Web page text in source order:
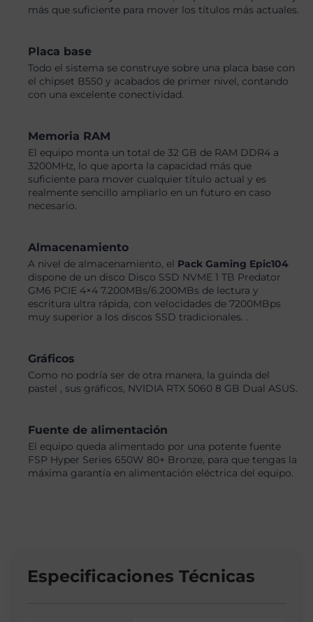
más que suficiente para mover los títulos más actuales.
Placa base
Todo el sistema se construye sobre una placa base con
el chipset B550 y acabados de primer nivel, contando
con una excelente conectividad.
Memoria RAM
El equipo monta un total de 32 GB de RAM DDR4 a
3200MHz, lo que aporta la capacidad más que
suficiente para mover cualquier título actual y es
realmente sencillo ampliarlo en un futuro en caso
necesario.
Almacenamiento
A nivel de almacenamiento, el Pack Gaming Epic104
dispone de un disco Disco SSD NVME 1 TB Predator
GM6 PCIE 4×4 7.200MBs/6.200MBs de lectura y
escritura ultra rápida, con velocidades de 7200MBps
muy superior a los discos SSD tradicionales. .
Gráficos
Como no podría ser de otra manera, la guinda del
pastel , sus gráficos, NVIDIA RTX 5060 8 GB Dual ASUS.
Fuente de alimentación
El equipo queda alimentado por una potente fuente
FSP Hyper Series 650W 80+ Bronze, para que tengas la
máxima garantía en alimentación eléctrica del equipo.
Especificaciones Técnicas